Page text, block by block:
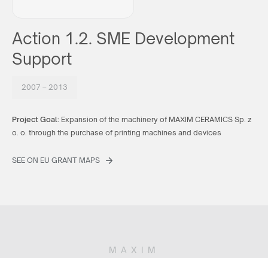
Action 1.2. SME Development
Support
2007 – 2013
Project Goal: Expansion of the machinery of MAXIM CERAMICS Sp. z
o. o. through the purchase of printing machines and devices
SEE ON EU GRANT MAPS
MAXIM